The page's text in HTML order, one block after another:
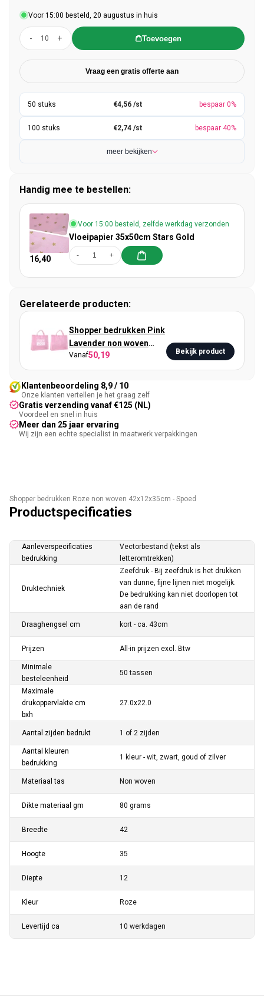
Voor 15:00 besteld, 20 augustus in huis
- + Toevoegen
Vraag een gratis offerte aan
€4,56 /st bespaar 0%
€2,74 /st bespaar 40%
meer bekijken
Handig mee te bestellen:
16,40
Voor 15:00 besteld, zelfde werkdag verzonden
Vloeipapier 35x50cm Stars Gold
- +
Gerelateerde producten:
Shopper bedrukken Pink
Lavender non woven
54x14x45cm
Vanaf50,19 Bekijk product
Klantenbeoordeling 8,9 / 10
Onze klanten vertellen je het graag zelf
Gratis verzending vanaf €125 (NL)
Voordeel en snel in huis
Meer dan 25 jaar ervaring
Wij zijn een echte specialist in maatwerk verpakkingen
Shopper bedrukken Roze non woven 42x12x35cm - Spoed
Productspecificaties
Aanleverspecificaties
bedrukking
Vectorbestand (tekst als
letteromtrekken)
Druktechniek
Zeefdruk - Bij zeefdruk is het drukken
van dunne, fijne lijnen niet mogelijk.
De bedrukking kan niet doorlopen tot
aan de rand
Draaghengsel cm kort - ca. 43cm
Prijzen All-in prijzen excl. Btw
Minimale
besteleenheid
50 tassen
Maximale
drukoppervlakte cm
bxh
27.0x22.0
Aantal zijden bedrukt 1 of 2 zijden
Aantal kleuren
bedrukking
1 kleur - wit, zwart, goud of zilver
Materiaal tas Non woven
Dikte materiaal gm 80 grams
Breedte 42
Hoogte 35
Diepte 12
Kleur Roze
Levertijd ca 10 werkdagen